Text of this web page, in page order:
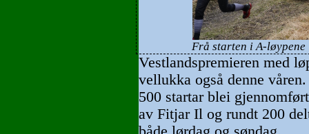
Frå starten i A-
Vestlandspremieren med
vellukka også denne
500 startar blei
av Fitjar Il og rundt 200